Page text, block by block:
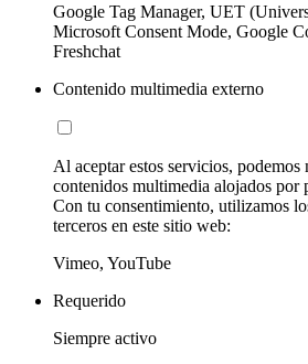
Google Tag Manager, UET
Microsoft Consent Mode, Google
Freshchat
Contenido multimedia externo
Al aceptar estos servicios, podemos
contenidos multimedia alojados por
Con tu consentimiento, utilizamos
terceros en este sitio web:
Vimeo, YouTube
Requerido
Siempre activo